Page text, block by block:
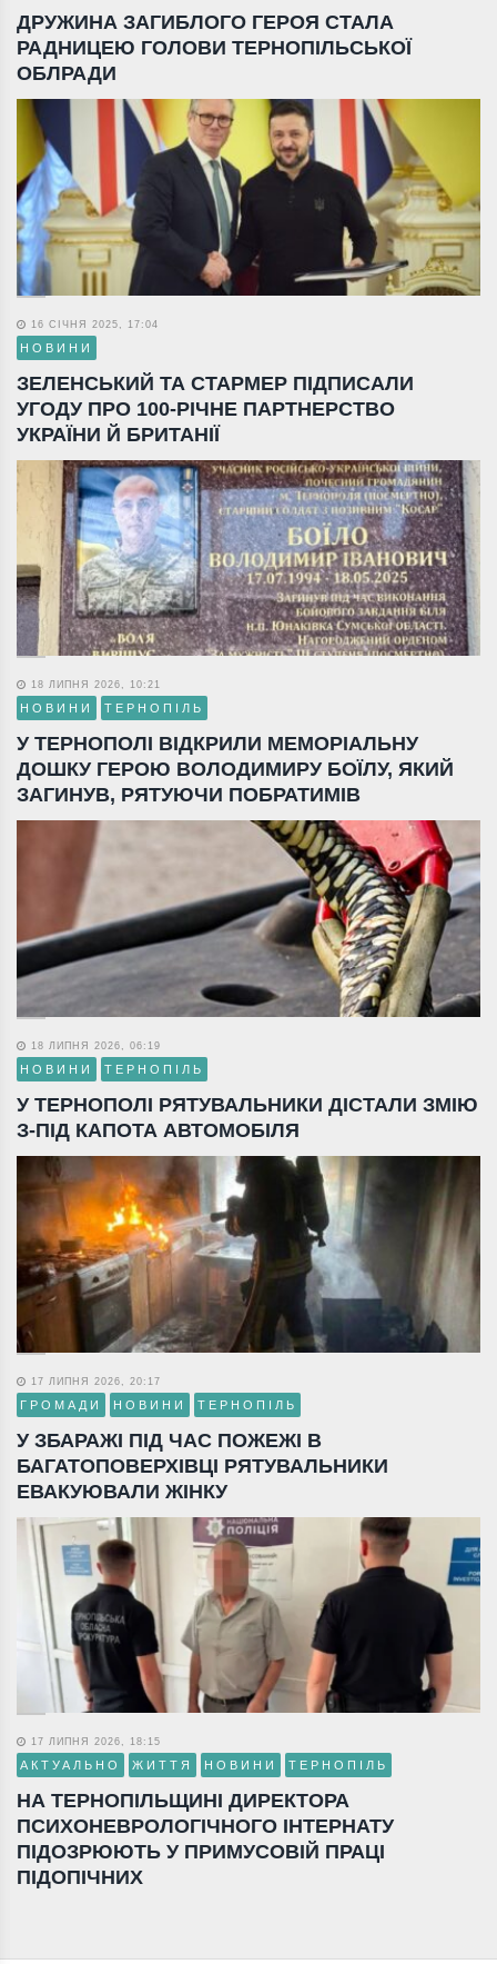
ДРУЖИНА ЗАГИБЛОГО ГЕРОЯ СТАЛА
РАДНИЦЕЮ ГОЛОВИ ТЕРНОПІЛЬСЬКОЇ
ОБЛРАДИ
16 СІЧНЯ 2025, 17:04
НОВИНИ
ЗЕЛЕНСЬКИЙ ТА СТАРМЕР ПІДПИСАЛИ
УГОДУ ПРО 100-РІЧНЕ ПАРТНЕРСТВО
УКРАЇНИ Й БРИТАНІЇ
18 ЛИПНЯ 2026, 10:21
НОВИНИ ТЕРНОПІЛЬ
У ТЕРНОПОЛІ ВІДКРИЛИ МЕМОРІАЛЬНУ
ДОШКУ ГЕРОЮ ВОЛОДИМИРУ БОЇЛУ, ЯКИЙ
ЗАГИНУВ, РЯТУЮЧИ ПОБРАТИМІВ
18 ЛИПНЯ 2026, 06:19
НОВИНИ ТЕРНОПІЛЬ
У ТЕРНОПОЛІ РЯТУВАЛЬНИКИ ДІСТАЛИ ЗМІЮ
З-ПІД КАПОТА АВТОМОБІЛЯ
17 ЛИПНЯ 2026, 20:17
ГРОМАДИ НОВИНИ ТЕРНОПІЛЬ
У ЗБАРАЖІ ПІД ЧАС ПОЖЕЖІ В
БАГАТОПОВЕРХІВЦІ РЯТУВАЛЬНИКИ
ЕВАКУЮВАЛИ ЖІНКУ
17 ЛИПНЯ 2026, 18:15
АКТУАЛЬНО ЖИТТЯ НОВИНИ ТЕРНОПІЛЬ
НА ТЕРНОПІЛЬЩИНІ ДИРЕКТОРА
ПСИХОНЕВРОЛОГІЧНОГО ІНТЕРНАТУ
ПІДОЗРЮЮТЬ У ПРИМУСОВІЙ ПРАЦІ
ПІДОПІЧНИХ